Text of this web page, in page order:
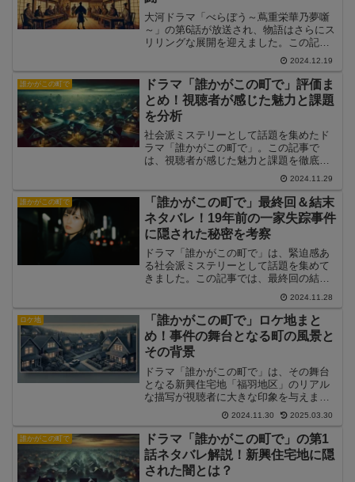
大河ドラマ「べらぼう～蔦重栄華乃夢噺
～」の第6話が放送され、物語はさらにス
リリングな展開を迎えました。この記事
では、第6話のストーリーをネタバレ解説
し、物語の核心となるテーマや視聴者の
反応を深掘りします。
2024.12.19
誰かがこの町で
ドラマ「誰かがこの町で」評価ま
とめ！視聴者が感じた魅力と課題
を分析
社会派ミステリーとして話題を集めたド
ラマ「誰かがこの町で」。この記事で
は、視聴者が感じた魅力と課題を徹底分
析し、ドラマの評価を総括します。2024.11.29
誰かがこの町で
「誰かがこの町で」最終回＆結末
ネタバレ！19年前の一家失踪事件
に隠された秘密を考察
ドラマ「誰かがこの町で」は、緊迫感あ
る社会派ミステリーとして話題を集めて
きました。この記事では、最終回の結末
をネタバレを含めて詳しく解説し、物語
のテーマや伏線を考察します。
2024.11.28
ロケ地
「誰かがこの町で」ロケ地まと
め！事件の舞台となる町の風景と
その背景
ドラマ「誰かがこの町で」は、その舞台
となる新興住宅地「福羽地区」のリアル
な描写が視聴者に大きな印象を与えまし
た。この記事では、ドラマの撮影場所を
まとめ、舞台となる町の背景や選ばれた
理由について解説します。
2024.11.30 2025.03.30
誰かがこの町で
ドラマ「誰かがこの町で」の第1
話ネタバレ解説！新興住宅地に隠
された闇とは？